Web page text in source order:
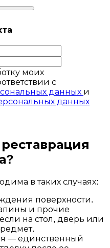
моих
с
данных и
данных
в таких случаях:
поверхности.
и прочие
на стол, дверь или
— единственный